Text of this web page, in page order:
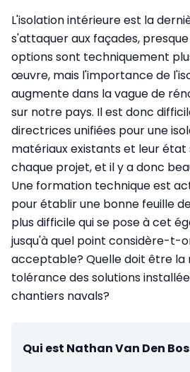
L'isolation intérieure est la
s'attaquer aux façades,
options sont techniquement
œuvre, mais l'importance de
augmente dans la vague de
sur notre pays. Il est donc
directrices unifiées pour une
matériaux existants et leur
chaque projet, et il y a donc
Une formation technique est
pour établir une bonne feuille
plus difficile qui se pose à cet
jusqu'à quel point considère-t-
acceptable? Quelle doit être la
tolérance des solutions
chantiers navals?
Qui est Nathan Van Den